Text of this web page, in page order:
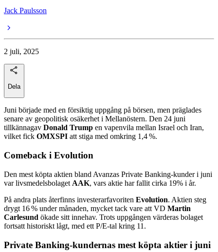
Jack Paulsson
2 juli, 2025
Dela
Juni började med en försiktig uppgång på börsen, men präglades
senare av geopolitisk osäkerhet i Mellanöstern. Den 24 juni
tillkännagav Donald Trump en vapenvila mellan Israel och Iran,
vilket fick OMXSPI att stiga med omkring 1,4 %.
Comeback i Evolution
Den mest köpta aktien bland Avanzas Private Banking-kunder i juni
var livsmedelsbolaget AAK, vars aktie har fallit cirka 19% i år.
På andra plats återfinns investerarfavoriten Evolution. Aktien steg
drygt 16 % under månaden, mycket tack vare att VD Martin
Carlesund ökade sitt innehav. Trots uppgången värderas bolaget
fortsatt historiskt lågt, med ett P/E-tal kring 11.
Private Banking-kundernas mest köpta aktier i juni